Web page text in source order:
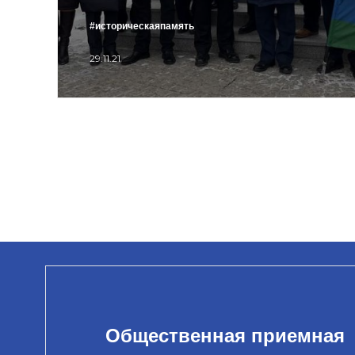
#историческаяпамять
29.11.21
Общественная приемная